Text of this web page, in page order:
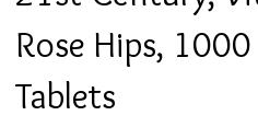
Rose Hips,
Tablets